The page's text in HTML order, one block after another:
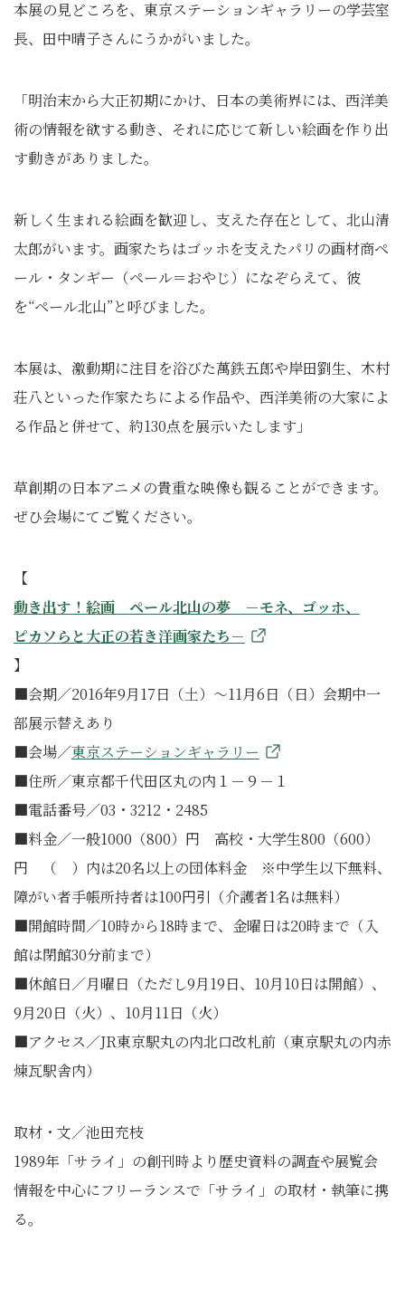
本展の見どころを、東京ステーションギャラリーの学芸室
長、田中晴子さんにうかがいました。
「明治末から大正初期にかけ、日本の美術界には、西洋美
術の情報を欲する動き、それに応じて新しい絵画を作り出
す動きがありました。
新しく生まれる絵画を歓迎し、支えた存在として、北山清
太郎がいます。画家たちはゴッホを支えたパリの画材商ペ
ール・タンギー（ペール＝おやじ）になぞらえて、彼
を“ペール北山”と呼びました。
本展は、激動期に注目を浴びた萬鉄五郎や岸田劉生、木村
荘八といった作家たちによる作品や、西洋美術の大家によ
る作品と併せて、約130点を展示いたします」
草創期の日本アニメの貴重な映像も観ることができます。
ぜひ会場にてご覧ください。
【
動き出す！絵画 ペール北山の夢 －モネ、ゴッホ、
ピカソらと大正の若き洋画家たち－
】
■会期／2016年9月17日（土）～11月6日（日）会期中一
部展示替えあり
■会場／東京ステーションギャラリー
■住所／東京都千代田区丸の内１－９－１
■電話番号／03・3212・2485
■料金／一般1000（800）円 高校・大学生800（600）
円 （ ）内は20名以上の団体料金 ※中学生以下無料、
障がい者手帳所持者は100円引（介護者1名は無料）
■開館時間／10時から18時まで、金曜日は20時まで（入
館は閉館30分前まで）
■休館日／月曜日（ただし9月19日、10月10日は開館）、
9月20日（火）、10月11日（火）
■アクセス／JR東京駅丸の内北口改札前（東京駅丸の内赤
煉瓦駅舎内）
取材・文／池田充枝
1989年「サライ」 の創刊時より歴史資料の調査や展覧会
情報を中心にフリーランスで 「サライ」の取材・執筆に携
る。